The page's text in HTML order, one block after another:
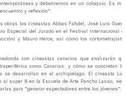
y debatiremos en un coloquio. Es
y reflexión".
obras los cineastas Abbas Fahdel, José Luis
Especial del Jurado en el Festival Internacional
y Mauro Herce, así como los
con cineastas canarios que analizarán
como Canarias. y cómo se concretan
se desarrollan en el archipiélago. El cineasta
super 8 en la Escuela de Arte Pancho Lasso,
para "generar espectadores entre los jóvenes".